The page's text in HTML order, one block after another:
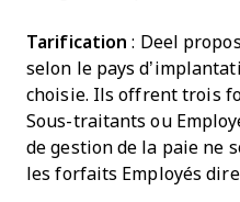
Tarification : Deel
selon le pays
choisie. Ils offrent trois
Sous-traitants ou
de gestion de la paie ne
les forfaits Employés